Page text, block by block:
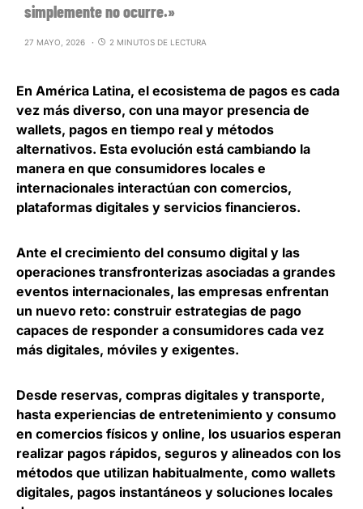
simplemente no ocurre.»
27 MAYO, 2026 2 MINUTOS DE LECTURA
En América Latina, el ecosistema de pagos es cada
vez más diverso, con una mayor presencia de
wallets, pagos en tiempo real y métodos
alternativos. Esta evolución está cambiando la
manera en que consumidores locales e
internacionales interactúan con comercios,
plataformas digitales y servicios financieros.
Ante el crecimiento del consumo digital y las
operaciones transfronterizas asociadas a grandes
eventos internacionales, las empresas enfrentan
un nuevo reto: construir estrategias de pago
capaces de responder a consumidores cada vez
más digitales, móviles y exigentes.
Desde reservas, compras digitales y transporte,
hasta experiencias de entretenimiento y consumo
en comercios físicos y online, los usuarios esperan
realizar pagos rápidos, seguros y alineados con los
métodos que utilizan habitualmente, como wallets
digitales, pagos instantáneos y soluciones locales